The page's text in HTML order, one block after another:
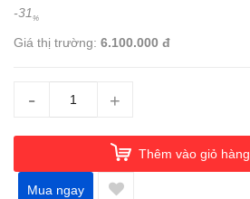
-31 %
Giá thị trường: 6.100.000 đ
- +
Thêm vào giỏ hàng
Mua ngay